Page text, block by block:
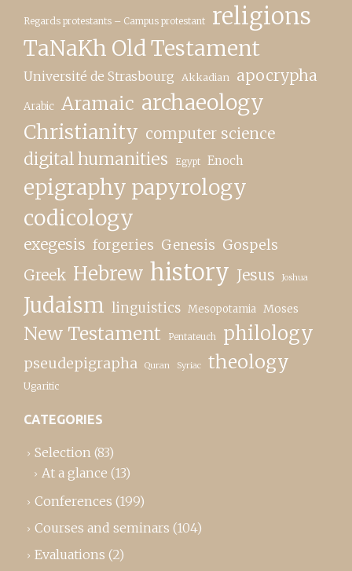
Regards protestants – Campus protestant religions
TaNaKh Old Testament
Université de Strasbourg Akkadian apocrypha
Arabic Aramaic archaeology
Christianity computer science
digital humanities Egypt Enoch
epigraphy papyrology
codicology
exegesis forgeries Genesis Gospels
Greek Hebrew history Jesus Joshua
Judaism linguistics Mesopotamia Moses
New Testament Pentateuch philology
pseudepigrapha Quran Syriac theology
Ugaritic
CATEGORIES
Selection (83)
At a glance (13)
Conferences (199)
Courses and seminars (104)
Evaluations (2)